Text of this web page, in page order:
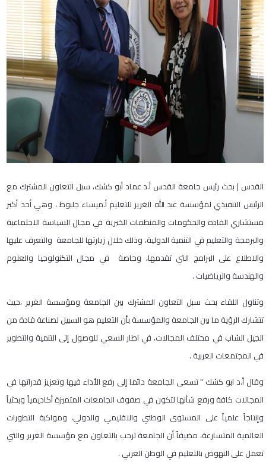
القدس | بحث رئيس جامعة القدس أ.د عماد أبو كشك، سبل التعاون المشترك مع
الرئيس التنفيذي لمؤسسة عبد الله الغرير للتعليم أ.ميساء جلبوط ، وهي أحد أكبر
مستشاري القادة والحكومات والمنظمات الخيرية في مجال السياسة الاجتماعية
والبرمجة والتعليم في التنمية الدولية، وذلك خلال زيارتها للجامعة والتعرف عليها
والاطلاع على البرامج التي تقدمها، وخاصة في مجال التكنولوجيا والعلوم
والهندسة والرياضيات .
وتناول اللقاء بحث سبل التعاون المشترك بين الجامعة ومؤسسة الغرير ،حيث
تتشارك الرؤية ما بين الجامعة والمؤسسة بأن التعليم هو السبيل لصناعة قادة من
الجيل الشاب في مختلف المجالات، في اطار السعي للوصول إلى التنمية والتطوير
في المجتمعات العربية .
وقال أ.د ابو كشك " تسعى الجامعة دائما إلى رفع الأداء فيها وتعزيز قدراتها في
المجالات كافة ورفع شأنها لتكون في صفوف الجامعات المتميزة أكاديمياً وبحثياً
وإنتاجاً علمياً على المستوى الوطني والاقليمي والدولي، ومواكبة التطورات
العالمية المتسارعة، مضيفاً أن الجامعة ترحب بالتعاون مع مؤسسة الغرير والتي
تعمل على النهوض بالتعليم في الوطن العربي .